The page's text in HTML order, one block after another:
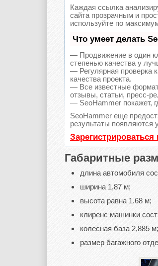
Каждая ссылка
сайта прозрачным и
используйте по
Что умеет делать
— Продвижение в один
степенью качества у
— Регулярная проверка
качества проекта.
— Все известные
отзывы, статьи, пресс-
— SeoHammer покажет,
SeoHammer еще
результаты появляются
Габаритные
длина автомобиля
ширина 1,87 м;
высота равна 1.68 м;
клиренс машинки
колесная база 2,885 м;
размер багажного